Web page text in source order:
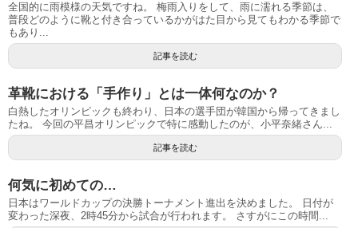
全国的に雨模様の天気ですね。 梅雨入りをして、雨に濡れる季節は、
普段どのように靴と付き合っているかがはた目から見てもわかる季節で
もあり...
記事を読む
革靴における「手作り」とは一体何なのか？
白熱したオリンピックも終わり、日本の選手団が韓国から帰ってきまし
たね。 今回の平昌オリンピックで特に感動したのが、小平奈緒さん...
記事を読む
何気に初めての…
日本はワールドカップの決勝トーナメント進出を決めました。 日付が
変わった深夜、2時45分から試合が行われます。 さすがにこの時間...